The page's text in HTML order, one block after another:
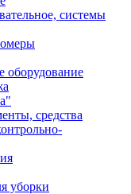
системы
оборудование
средства
уборки